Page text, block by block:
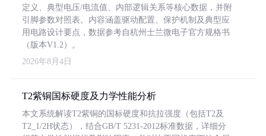
定义、典型电压/电流值、内部逻辑关系等核心数据，并附
引脚参数对照表。内容涵盖驱动配置、保护机制及典型应
用电路设计要点，数据参考自杭州士兰微电子官方规格书
（版本V1.2）。
2026年8月4日
T2紫铜国标硬度及力学性能分析
本文系统解读T2紫铜的国标硬度和抗拉强度（包括T2及
T2_1/2H状态），结合GB/T 5231-2012标准数据，详细分